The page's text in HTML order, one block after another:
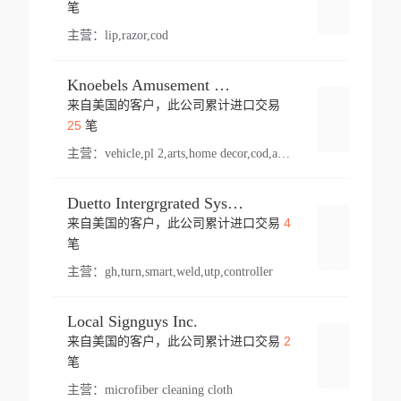
笔
主营： lip,razor,cod
Knoebels Amusement Resort
来自美国的客户，此公司累计进口交易
25笔
主营： vehicle,pl 2,arts,home decor,cod,amusement ride,sea
Duetto Intergrgrated Systems Inc.
来自美国的客户，此公司累计进口交易 4
笔
主营： gh,turn,smart,weld,utp,controller
Local Signguys Inc.
来自美国的客户，此公司累计进口交易 2
笔
主营： microfiber cleaning cloth